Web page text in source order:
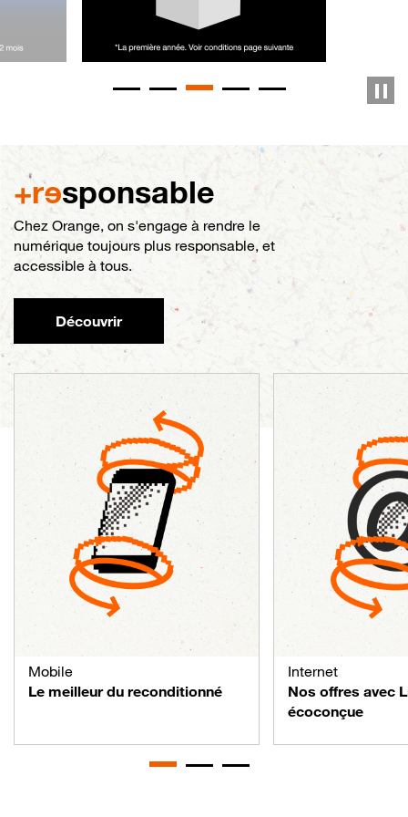
+responsable
Chez Orange, on s'engage à rendre le
numérique toujours plus responsable, et
accessible à tous.
Découvrir
Mobile
Le meilleur du reconditionné
Internet
Nos offres avec
écoconçue